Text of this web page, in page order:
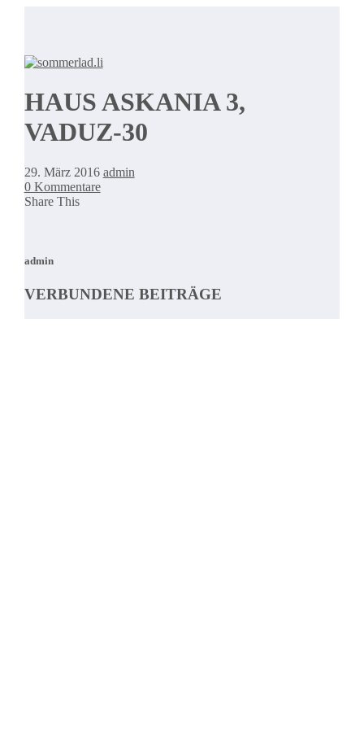
HAUS ASKANIA 3,
VADUZ-30
29. März 2016 admin
0 Kommentare
Share This
admin
VERBUNDENE BEITRÄGE